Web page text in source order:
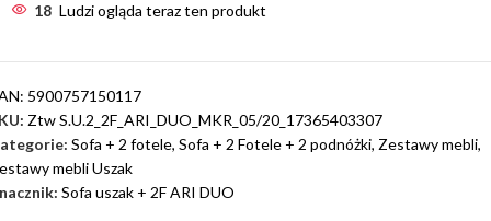
18 Ludzi ogląda teraz ten produkt
5900757150117
Ztw S.U.2_2F_ARI_DUO_MKR_05/20_17365403307
Sofa + 2 fotele, Sofa + 2 Fotele + 2 podnóżki, Zestawy mebli,
mebli Uszak
Sofa uszak + 2F ARI DUO